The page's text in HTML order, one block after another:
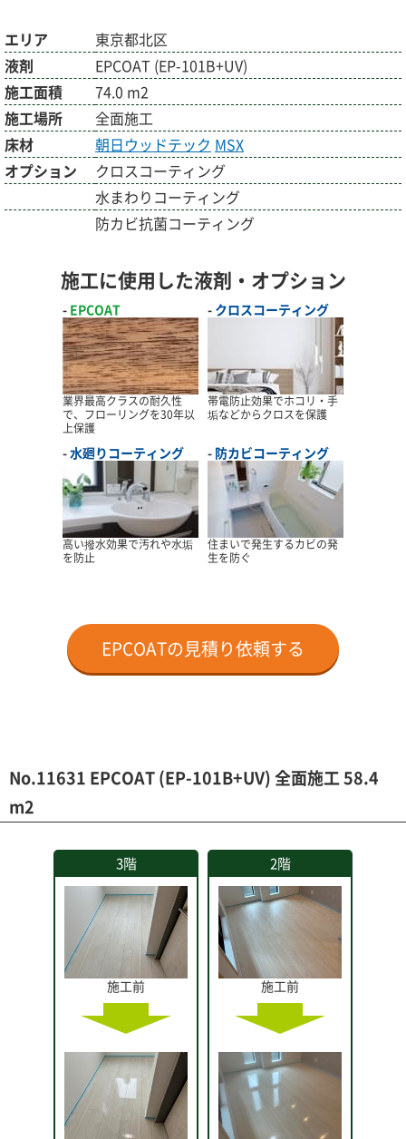
エリア
東京都北区
液剤
EPCOAT (EP-101B+UV)
施工面積
74.0 m2
施工場所
全面施工
床材
朝日ウッドテック MSX
オプション
クロスコーティング
水まわりコーティング
防カビ抗菌コーティング
施工に使用した液剤・オプション
EPCOAT
業界最高クラスの耐久性
で、フローリングを30年以
上保護
クロスコーティング
帯電防止効果でホコリ・手
垢などからクロスを保護
水廻りコーティング
高い撥水効果で汚れや水垢
を防止
防カビコーティング
住まいで発生するカビの発
生を防ぐ
EPCOATの見積り依頼する
No.11631 EPCOAT (EP-101B+UV) 全面施工 58.4
m2
3階
施工前
2階
施工前